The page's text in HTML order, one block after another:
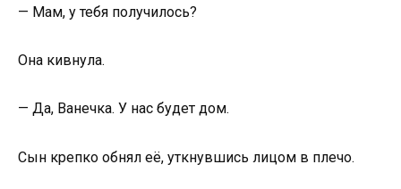
— Мам, у тебя получилось?
Она кивнула.
— Да, Ванечка. У нас будет дом.
Сын крепко обнял её, уткнувшись лицом в плечо.